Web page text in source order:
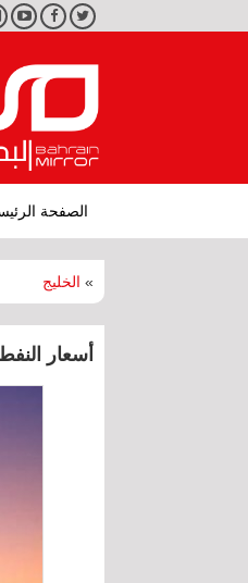
تويتر فيسبوك
الصفحة
» الخليج
أسعار النفط تهبط 2% بعد تقرير بأن ترامب